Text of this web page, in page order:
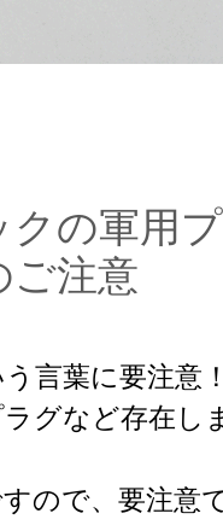
クの軍用
ご注意
う言葉に要注意
グなど存在し
ので、要注意